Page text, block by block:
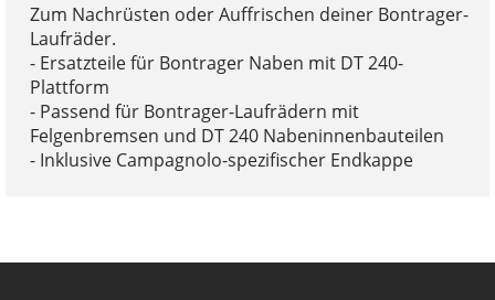
Zum Nachrüsten oder Auffrischen deiner Bontrager-
Laufräder.
- Ersatzteile für Bontrager Naben mit DT 240-
Plattform
- Passend für Bontrager-Laufrädern mit
Felgenbremsen und DT 240 Nabeninnenbauteilen
- Inklusive Campagnolo-spezifischer Endkappe